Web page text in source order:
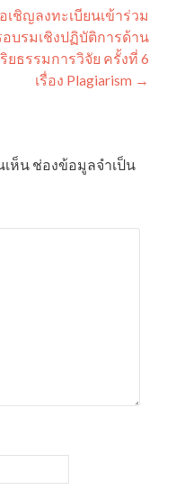
เชิญลงทะเบียนเข้าร่วม
อบรมเชิงปฏิบัติการด้าน
ยธรรมการวิจัย ครั้งที่ 6
เรื่อง Plagiarism →
เห็น ช่องข้อมูลจำเป็น